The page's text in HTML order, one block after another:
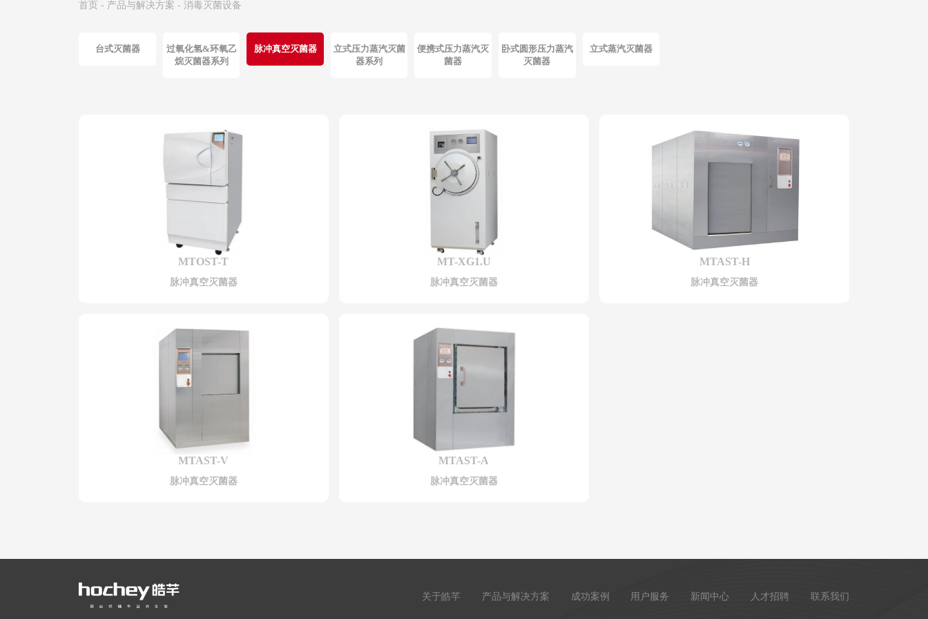
首页 - 产品与解决方案 -消毒灭菌设备
台式灭菌器
过氧化氢&环氧乙
烷灭菌器系列
脉冲真空灭菌器
立式压力蒸汽灭菌
器系列
便携式压力蒸汽灭
菌器
卧式圆形压力蒸汽
灭菌器
立式蒸汽灭菌器
MTOST-T
脉冲真空灭菌器
MT-XG1.U
脉冲真空灭菌器
MTAST-H
脉冲真空灭菌器
MTAST-V
脉冲真空灭菌器
MTAST-A
脉冲真空灭菌器
关于皓芊 产品与解决方案 成功案例 用户服务 新闻中心 人才招聘 联系我们